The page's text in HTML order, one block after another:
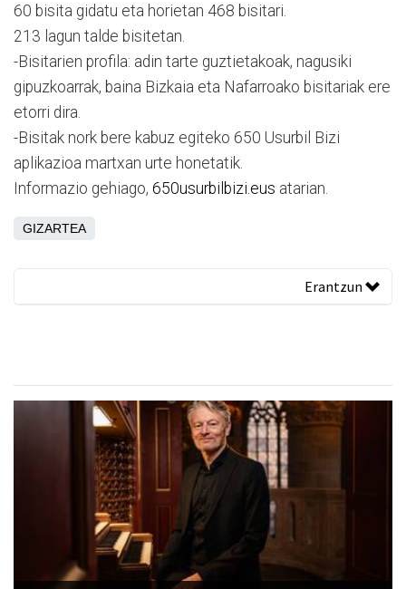
60 bisita gidatu eta horietan 468 bisitari.
213 lagun talde bisitetan.
-Bisitarien profila: adin tarte guztietakoak, nagusiki
gipuzkoarrak, baina Bizkaia eta Nafarroako bisitariak ere
etorri dira.
-Bisitak nork bere kabuz egiteko 650 Usurbil Bizi
aplikazioa martxan urte honetatik.
Informazio gehiago, 650usurbilbizi.eus atarian.
GIZARTEA
Erantzun